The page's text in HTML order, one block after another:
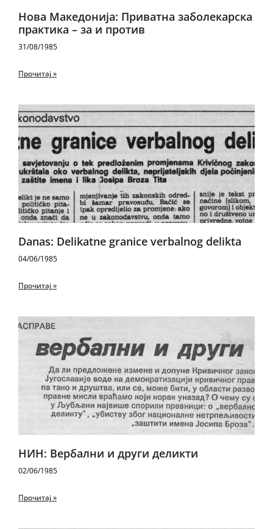
Нова Македонија: Приватна заболекарска
практика – за и против
31/08/1985
Прочитај »
Danas: Delikatne granice verbalnog delikta
04/06/1985
Прочитај »
НИН: Вербални и други деликти
02/06/1985
Прочитај »